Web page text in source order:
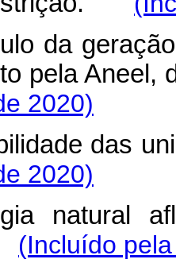
da
pela
2020)
das
2020)
natural
(Incluído